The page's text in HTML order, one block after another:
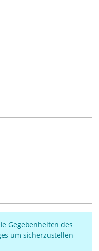
Gegebenheiten des
um sicherzustellen